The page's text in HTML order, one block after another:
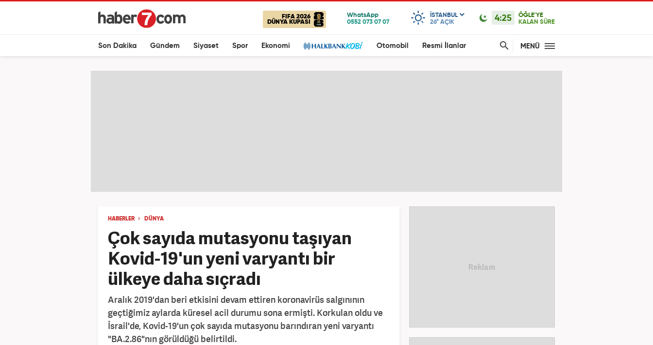
FIFA 2026
DÜNYA KUPASI
ISTANBUL
26° AÇIK 4:25
ÖĞLE'YE
KALAN SÜRE
Son Dakika Gündem Siyaset Spor Ekonomi Otomobil Resmi İlanlar MENÜ
HABERLER DÜNYA
Çok sayıda mutasyonu taşıyan
Kovid-19'un yeni varyantı bir
ülkeye daha sıçradı
Aralık 2019'dan beri etkisini devam ettiren koronavirüs salgınının
geçtiğimiz aylarda küresel acil durumu sona ermişti. Korkulan oldu ve
İsrail'de, Kovid-19'un çok sayıda mutasyonu barındıran yeni varyantı
"BA.2.86"nın görüldüğü belirtildi.